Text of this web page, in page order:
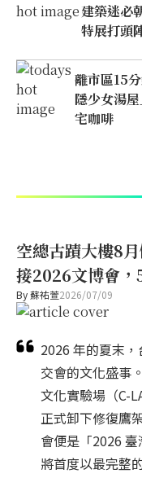
建築迷必
特展打頭
離市區15
隱少女湯
宅咖啡
空總古蹟大樓8
接2026文博會，
By蘇祐萱2026/07/09
2026 年的夏末
交會的文化盛事
文化實驗場（C-
正式卸下修復鷹
會便是「2026
將首度以最完整